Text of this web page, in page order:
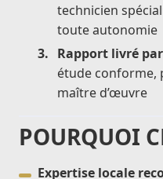
technicien
toute autonomie
Rapport livré
étude conforme,
maître d’œuvre
POURQUOI
Expertise locale